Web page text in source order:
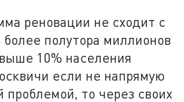
реновации не сходит с
более полутора миллионов
10% населения
если не напрямую
проблемой, то через своих